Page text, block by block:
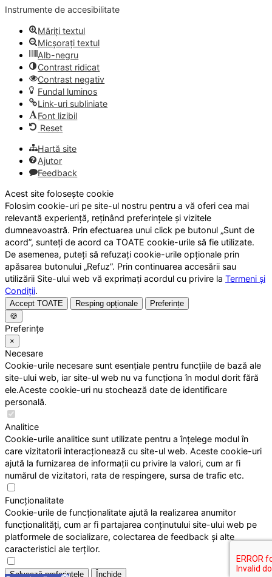
Instrumente de accesibilitate
Măriți textul
Micșorați textul
Alb-negru
Contrast ridicat
Contrast negativ
Fundal luminos
Link-uri subliniate
Font lizibil
Reset
Hartă site
Ajutor
Feedback
Acest site folosește cookie
Folosim cookie-uri pe site-ul nostru pentru a vă oferi cea mai
relevantă experiență, reținând preferințele și vizitele
dumneavoastră. Prin efectuarea unui click pe butonul „Sunt de
acord”, sunteți de acord ca TOATE cookie-urile să fie utilizate.
De asemenea, puteți să refuzați cookie-urile opționale prin
apăsarea butonului „Refuz”. Prin continuarea accesării sau
utilizării Site-ului web vă exprimați acordul cu privire la Termeni și
Condiții.
Accept TOATE Resping opționale
Preferințe
🍪
Preferințe
×
Necesare
Cookie-urile necesare sunt esențiale pentru funcțiile de bază ale
site-ului web, iar site-ul web nu va funcționa în modul dorit fără
ele.Aceste cookie-uri nu stochează date de identificare
personală.
Analitice
Cookie-urile analitice sunt utilizate pentru a înțelege modul în
care vizitatorii interacționează cu site-ul web. Aceste cookie-uri
ajută la furnizarea de informații cu privire la valori, cum ar fi
numărul de vizitatori, rata de respingere, sursa de trafic etc.
Funcționalitate
Cookie-urile de funcționalitate ajută la realizarea anumitor
funcționalități, cum ar fi partajarea conținutului site-ului web pe
platformele de socializare, colectarea de feedback și alte
caracteristici ale terților.
Salvează preferințele Închide